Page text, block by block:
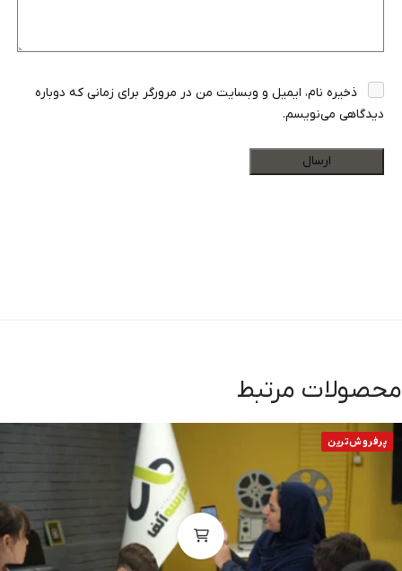
ذخیره نام، ایمیل و وبسایت من در مرورگر برای زمانی که دوباره
دیدگاهی می‌نویسم.
مرتبط
پرفروش‌ترین